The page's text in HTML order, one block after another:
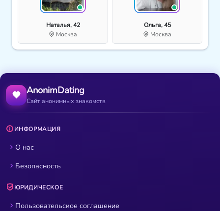
Наталья, 42
Москва
Ольга, 45
Москва
AnonimDating
Сайт анонимных знакомств
ИНФОРМАЦИЯ
О нас
Безопасность
ЮРИДИЧЕСКОЕ
Пользовательское соглашение